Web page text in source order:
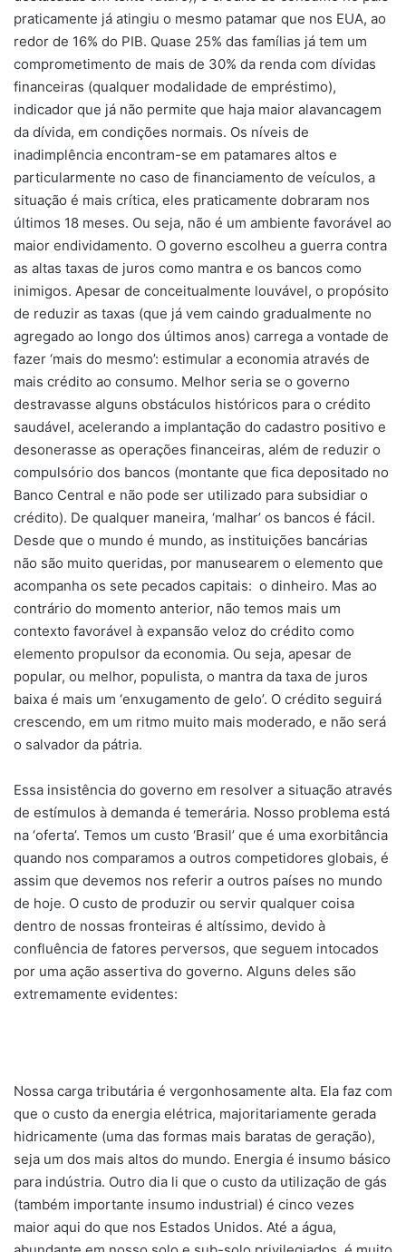
praticamente já atingiu o mesmo patamar que nos EUA, ao
redor de 16% do PIB. Quase 25% das famílias já tem um
comprometimento de mais de 30% da renda com dívidas
financeiras (qualquer modalidade de empréstimo),
indicador que já não permite que haja maior alavancagem
da dívida, em condições normais. Os níveis de
inadimplência encontram-se em patamares altos e
particularmente no caso de financiamento de veículos, a
situação é mais crítica, eles praticamente dobraram nos
últimos 18 meses. Ou seja, não é um ambiente favorável ao
maior endividamento. O governo escolheu a guerra contra
as altas taxas de juros como mantra e os bancos como
inimigos. Apesar de conceitualmente louvável, o propósito
de reduzir as taxas (que já vem caindo gradualmente no
agregado ao longo dos últimos anos) carrega a vontade de
fazer ‘mais do mesmo’: estimular a economia através de
mais crédito ao consumo. Melhor seria se o governo
destravasse alguns obstáculos históricos para o crédito
saudável, acelerando a implantação do cadastro positivo e
desonerasse as operações financeiras, além de reduzir o
compulsório dos bancos (montante que fica depositado no
Banco Central e não pode ser utilizado para subsidiar o
crédito). De qualquer maneira, ‘malhar’ os bancos é fácil.
Desde que o mundo é mundo, as instituições bancárias
não são muito queridas, por manusearem o elemento que
acompanha os sete pecados capitais: o dinheiro. Mas ao
contrário do momento anterior, não temos mais um
contexto favorável à expansão veloz do crédito como
elemento propulsor da economia. Ou seja, apesar de
popular, ou melhor, populista, o mantra da taxa de juros
baixa é mais um ‘enxugamento de gelo’. O crédito seguirá
crescendo, em um ritmo muito mais moderado, e não será
o salvador da pátria.
Essa insistência do governo em resolver a situação através
de estímulos à demanda é temerária. Nosso problema está
na ‘oferta’. Temos um custo ‘Brasil’ que é uma exorbitância
quando nos comparamos a outros competidores globais, é
assim que devemos nos referir a outros países no mundo
de hoje. O custo de produzir ou servir qualquer coisa
dentro de nossas fronteiras é altíssimo, devido à
confluência de fatores perversos, que seguem intocados
por uma ação assertiva do governo. Alguns deles são
extremamente evidentes:
Nossa carga tributária é vergonhosamente alta. Ela faz com
que o custo da energia elétrica, majoritariamente gerada
hidricamente (uma das formas mais baratas de geração),
seja um dos mais altos do mundo. Energia é insumo básico
para indústria. Outro dia li que o custo da utilização de gás
(também importante insumo industrial) é cinco vezes
maior aqui do que nos Estados Unidos. Até a água,